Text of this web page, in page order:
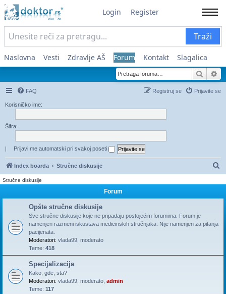
Login Register
Traži
Naslovna Vesti Zdravlje AŠ Forum Kontakt Slagalica
FAQ Prijavite se
Registruj se
Korisničko ime:
Šifra:
| Prijavi me automatski pri svakoj poseti
Index boarda Stručne diskusije
Stručne diskusije
Forum
Opšte stručne diskusije
Sve stručne diskusije koje ne pripadaju postojećim forumima. Forum je
namenjen razmeni iskustava medicinskih stručnjaka. Nije namenjen za pitanja
pacijenata.
Moderatori: vlada99 moderato
Teme: 418
Specijalizacija
Kako, gde, sta?
Moderatori: vlada99 moderato admin
Teme: 117